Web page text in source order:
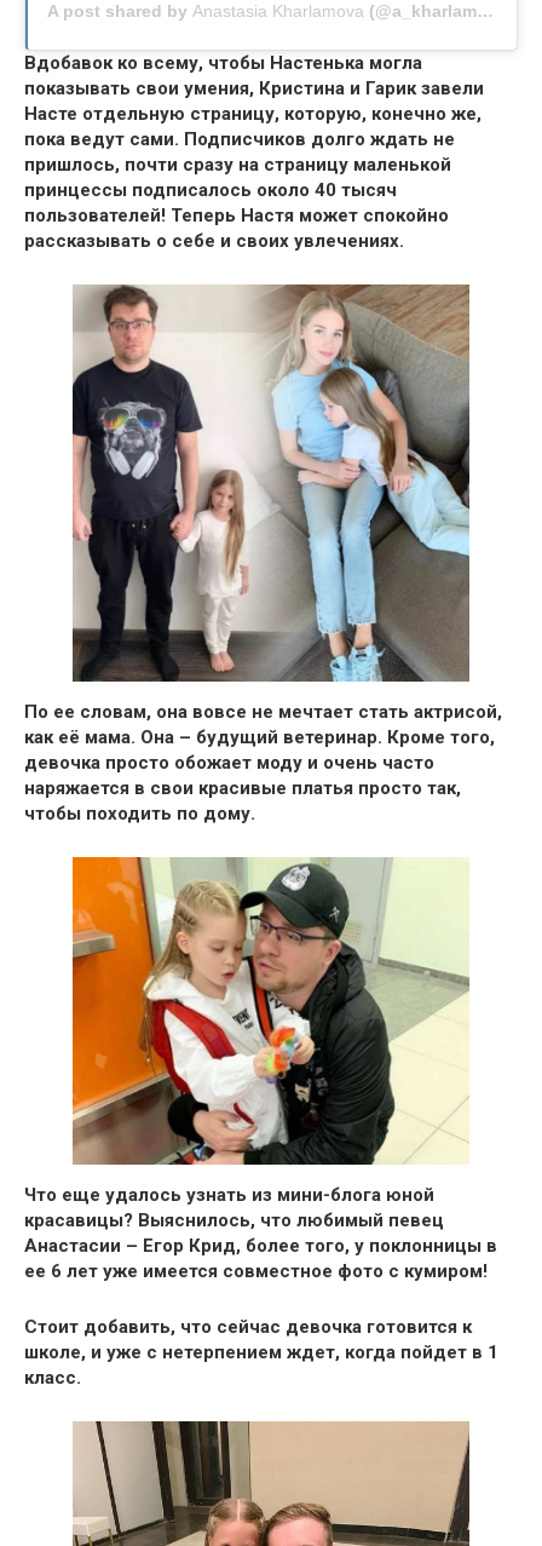
A post shared by Anastasia Kharlamova (@a_kharlamova_) on
Вдобавок ко всему, чтобы Настенька могла
показывать свои умения, Кристина и Гарик завели
Насте отдельную страницу, которую, конечно же,
пока ведут сами. Подписчиков долго ждать не
пришлось, почти сразу на страницу маленькой
принцессы подписалось около 40 тысяч
пользователей! Теперь Настя может спокойно
рассказывать о себе и своих увлечениях.
По ее словам, она вовсе не мечтает стать актрисой,
как её мама. Она – будущий ветеринар. Кроме того,
девочка просто обожает моду и очень часто
наряжается в свои красивые платья просто так,
чтобы походить по дому.
Что еще удалось узнать из мини-блога юной
красавицы? Выяснилось, что любимый певец
Анастасии – Егор Крид, более того, у поклонницы в
ее 6 лет уже имеется совместное фото с кумиром!
Стоит добавить, что сейчас девочка готовится к
школе, и уже с нетерпением ждет, когда пойдет в 1
класс.